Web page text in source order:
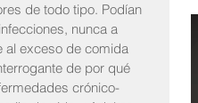
de todo tipo. Podían
nunca a
al exceso de comida
de por qué
crónico-